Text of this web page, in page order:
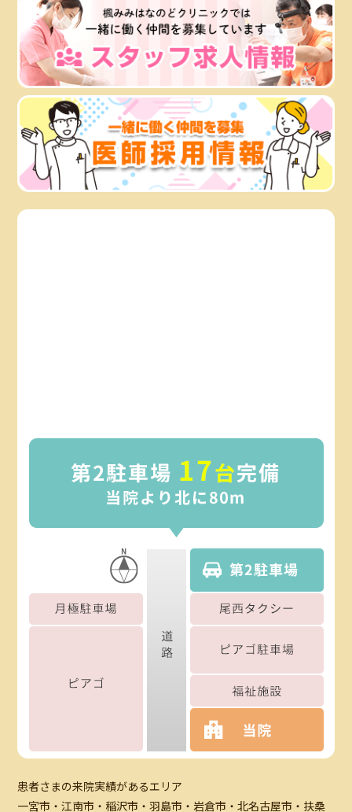
患者さまの来院実績があるエリア
一宮市・江南市・稲沢市・羽島市・岩倉市・北名古屋市・扶桑